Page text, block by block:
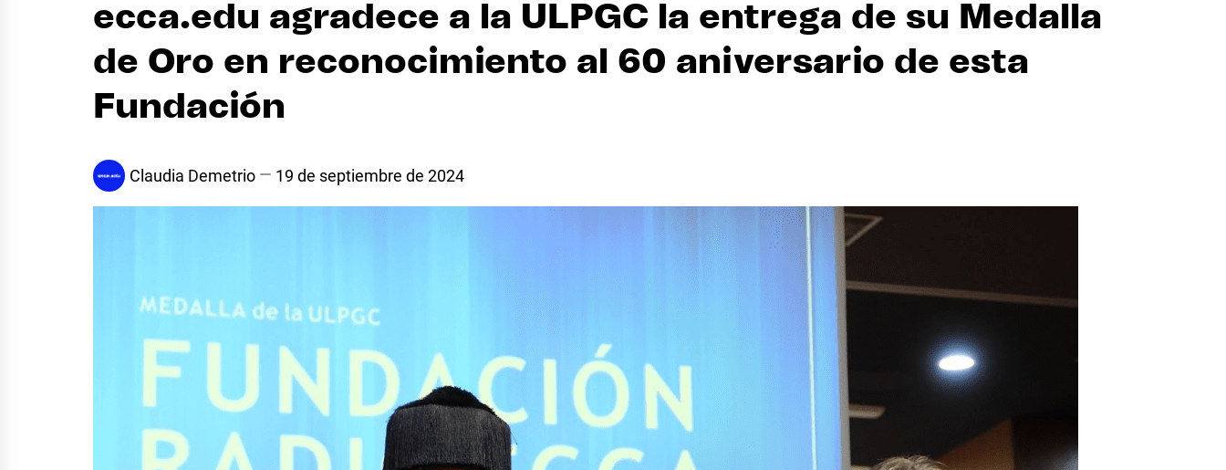
ecca.edu agradece a la ULPGC la entrega de su Medalla
de Oro en reconocimiento al 60 aniversario de esta
Fundación
Claudia Demetrio 19 de septiembre de 2024